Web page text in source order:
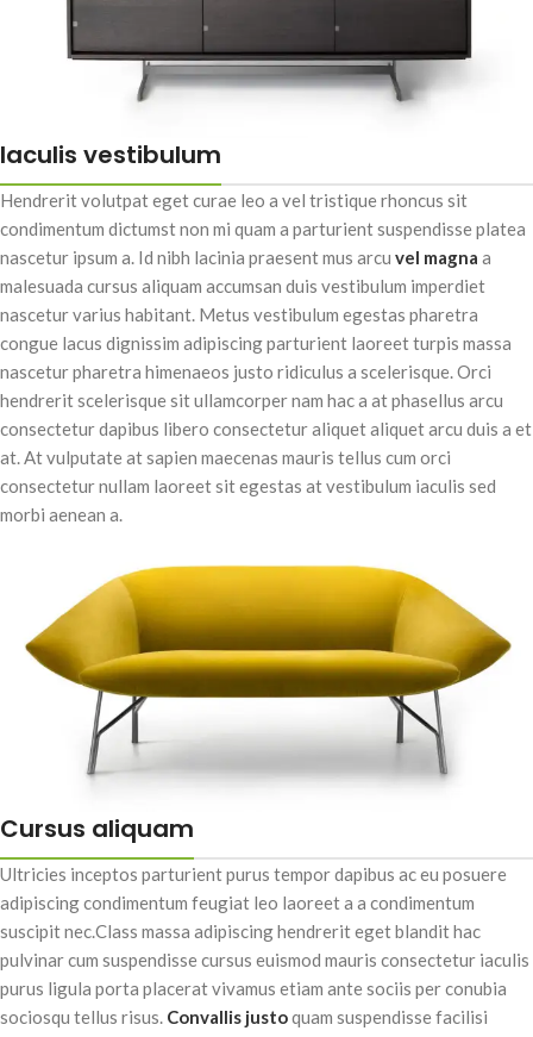
Iaculis vestibulum
Hendrerit volutpat eget curae leo a vel tristique rhoncus sit
condimentum dictumst non mi quam a parturient suspendisse platea
nascetur ipsum a. Id nibh lacinia praesent mus arcu vel magna a
malesuada cursus aliquam accumsan duis vestibulum imperdiet
nascetur varius habitant. Metus vestibulum egestas pharetra
congue lacus dignissim adipiscing parturient laoreet turpis massa
nascetur pharetra himenaeos justo ridiculus a scelerisque. Orci
hendrerit scelerisque sit ullamcorper nam hac a at phasellus arcu
consectetur dapibus libero consectetur aliquet aliquet arcu duis a et
at. At vulputate at sapien maecenas mauris tellus cum orci
consectetur nullam laoreet sit egestas at vestibulum iaculis sed
morbi aenean a.
Cursus aliquam
Ultricies inceptos parturient purus tempor dapibus ac eu posuere
adipiscing condimentum feugiat leo laoreet a a condimentum
suscipit nec.Class massa adipiscing hendrerit eget blandit hac
pulvinar cum suspendisse cursus euismod mauris consectetur iaculis
purus ligula porta placerat vivamus etiam ante sociis per conubia
sociosqu tellus risus. Convallis justoquam suspendisse facilisi